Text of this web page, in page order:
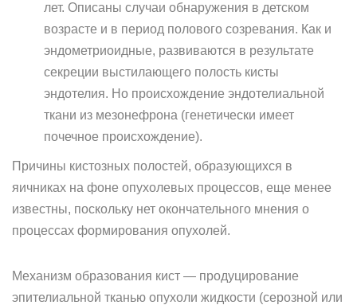
лет. Описаны случаи обнаружения в детском
возрасте и в период полового созревания. Как и
эндометриоидные, развиваются в результате
секреции выстилающего полость кисты
эндотелия. Но происхождение эндотелиальной
ткани из мезонефрона (генетически имеет
почечное происхождение).
Причины кистозных полостей, образующихся в
яичниках на фоне опухолевых процессов, еще менее
известны, поскольку нет окончательного мнения о
процессах формирования опухолей.
Механизм образования кист — продуцирование
эпителиальной тканью опухоли жидкости (серозной или